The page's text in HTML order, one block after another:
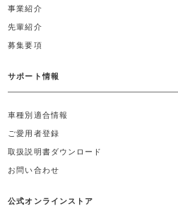
事業紹介
先輩紹介
募集要項
サポート情報
車種別適合情報
ご愛用者登録
取扱説明書ダウンロード
お問い合わせ
公式オンラインストア